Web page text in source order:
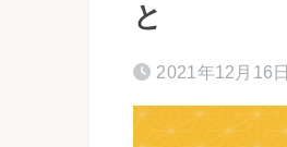
と
2021年12月16日